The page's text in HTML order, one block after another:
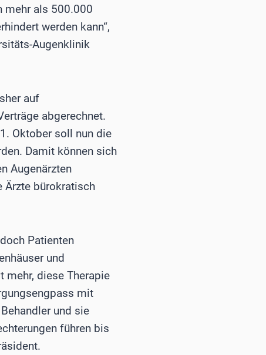
mehr als 500.000
werden kann“,
Augenklinik
auf
abgerechnet.
Oktober soll nun die
Damit können sich
Augenärzten
Ärzte bürokratisch
Patienten
und
diese Therapie
mit
und sie
führen bis